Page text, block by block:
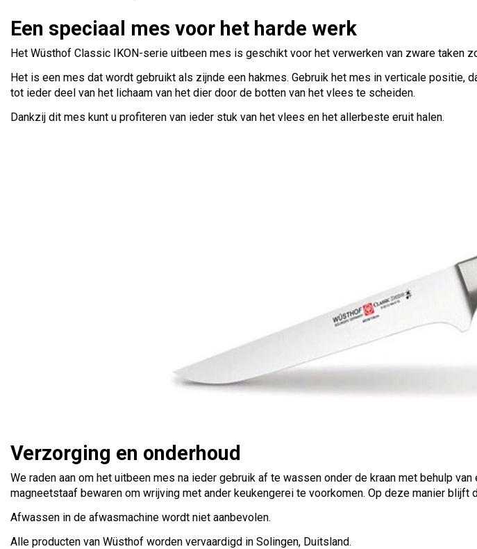
Een speciaal mes voor het harde werk
Het Wüsthof Classic IKON-serie uitbeen mes is geschikt voor het verwerken van zware taken
Het is een mes dat wordt gebruikt als zijnde een hakmes. Gebruik het mes in verticale positie,
tot ieder deel van het lichaam van het dier door de botten van het vlees te scheiden.
Dankzij dit mes kunt u profiteren van ieder stuk van het vlees en het allerbeste eruit halen.
Verzorging en onderhoud
We raden aan om het uitbeen mes na ieder gebruik af te wassen onder de kraan met behulp
magneetstaaf bewaren om wrijving met ander keukengerei te voorkomen. Op deze manier
Afwassen in de afwasmachine wordt niet aanbevolen.
Alle producten van Wüsthof worden vervaardigd in Solingen, Duitsland.